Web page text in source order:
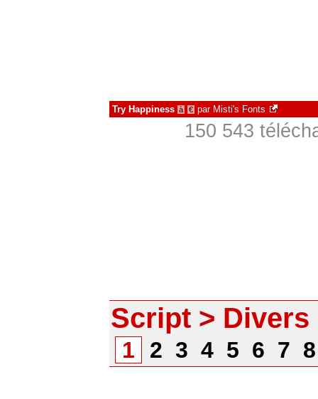
Try Happiness à € par Misti's Fonts
150 543
Script > Divers
1 2 3 4 5 6 7